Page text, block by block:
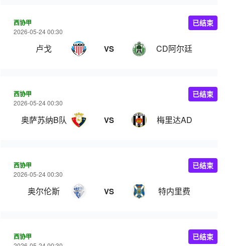
西协甲
2026-05-24 00:30
卢戈 VS CD阿尔廷
已结束
西协甲
2026-05-24 00:30
奥萨苏纳B队 VS 梅里达AD
已结束
西协甲
2026-05-24 00:30
奥尔伦斯 VS 特内里费
已结束
西协甲 已结束